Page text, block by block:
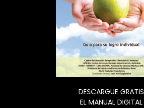
DESCARGUE GRATIS
EL MANUAL DIGITAL